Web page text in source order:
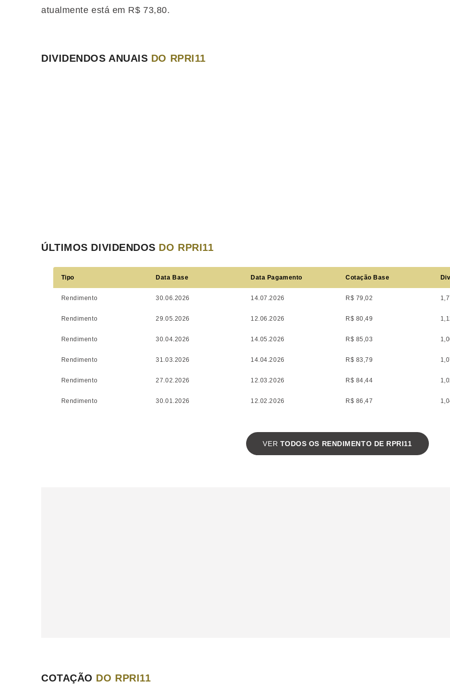
atualmente está em R$ 73,80.
DIVIDENDOS ANUAIS DO RPRI11
ÚLTIMOS DIVIDENDOS DO RPRI11
Tipo Data Base Data Pagamento Cotação Base
Rendimento 30.06.2026 14.07.2026 R$ 79,02
Rendimento 29.05.2026 12.06.2026 R$ 80,49
Rendimento 30.04.2026 14.05.2026 R$ 85,03
Rendimento 31.03.2026 14.04.2026 R$ 83,79
Rendimento 27.02.2026 12.03.2026 R$ 84,44
Rendimento 30.01.2026 12.02.2026 R$ 86,47
VER TODOS OS RENDIMENTO DE RPRI11
COTAÇÃO DO RPRI11